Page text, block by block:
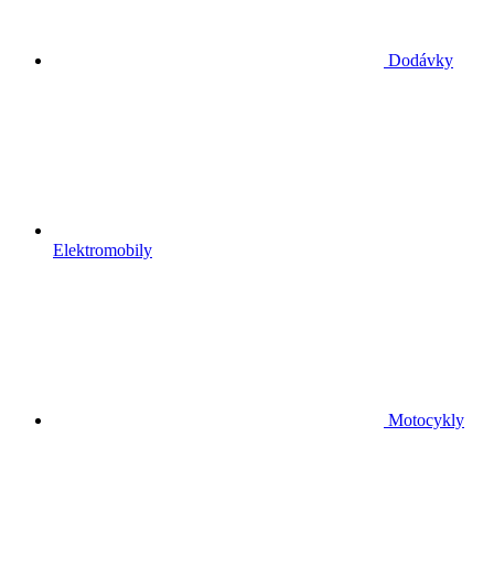
Dodávky
Elektromobily
Motocykly